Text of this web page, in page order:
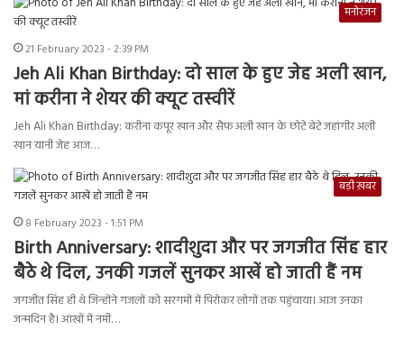
मनोरंजन
21 February 2023 - 2:39 PM
Jeh Ali Khan Birthday: दो साल के हुए जेह अली खान,
मां करीना ने शेयर की क्यूट तस्वीरें
Jeh Ali Khan Birthday: करीना कपूर खान और सैफ अली खान के छोटे बेटे जहांगीर अली
खान यानी जेह आज…
बड़ी ख़बर
8 February 2023 - 1:51 PM
Birth Anniversary: शादीशुदा और पर जगजीत सिंह हार
बैठे थे दिल, उनकी गजलें सुनकर आखें हो जाती हैं नम
जगजीत सिंह ही थे जिन्होंने गजलों को सरगमों में पिरोकर लोगों तक पहुंचाया। आज उनका
जन्मदिन है। आंखों में नमी…